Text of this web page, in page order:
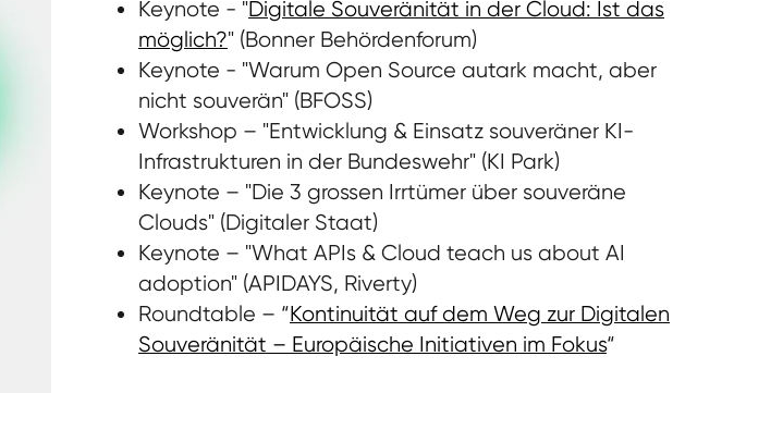
Keynote - "Digitale Souveränität in der Cloud: Ist das
möglich?" (Bonner Behördenforum)
Keynote - "Warum Open Source autark macht, aber
nicht souverän" (BFOSS)
Workshop – "Entwicklung & Einsatz souveräner KI-
Infrastrukturen in der Bundeswehr" (KI Park)
Keynote – "Die 3 grossen Irrtümer über souveräne
Clouds" (Digitaler Staat)
Keynote – "What APIs & Cloud teach us about AI
adoption" (APIDAYS, Riverty)
Roundtable – “Kontinuität auf dem Weg zur Digitalen
Souveränität – Europäische Initiativen im Fokus“